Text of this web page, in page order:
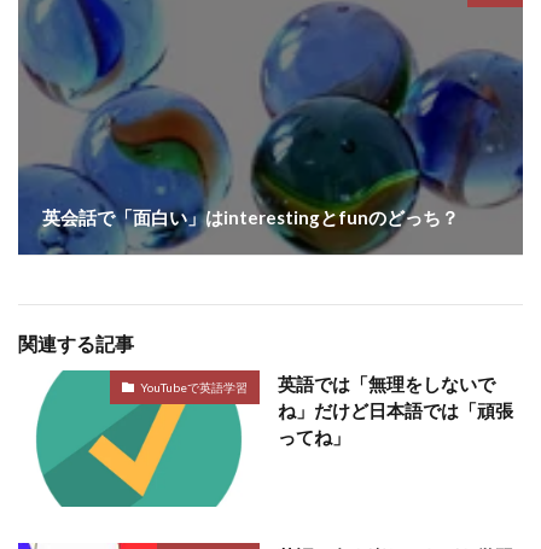
英会話で「面白い」はinterestingとfunのどっち？
関連する記事
YouTubeで英語学習
英語では「無理をしないで
ね」だけど日本語では「頑張
ってね」